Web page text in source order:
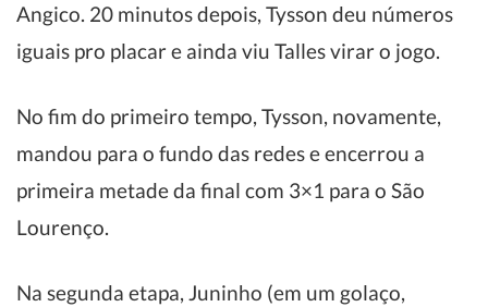
Angico. 20 minutos depois, Tysson deu números
iguais pro placar e ainda viu Talles virar o jogo.
No fim do primeiro tempo, Tysson, novamente,
mandou para o fundo das redes e encerrou a
primeira metade da final com 3×1 para o São
Lourenço.
Na segunda etapa, Juninho (em um golaço,